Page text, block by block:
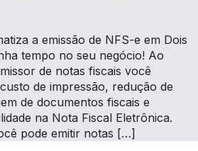
a emissão de NFS-e em Dois
tempo no seu negócio! Ao
de notas fiscais você
de impressão, redução de
de documentos fiscais e
na Nota Fiscal Eletrônica.
pode emitir notas […]